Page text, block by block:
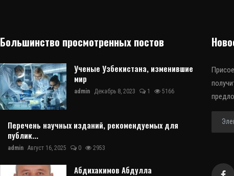
Большинство просмотренных постов
Ученые Узбекистана, изменившие
мир
admin Декабрь 8, 2023 1 5166
Перечень научных изданий, рекомендуемых для
публик...
admin Август 16, 2025 0 2953
Абдихакимов Абдулла